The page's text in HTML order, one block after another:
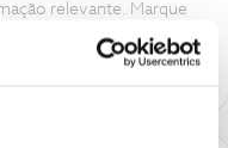
relevante. Marque
melhores comentários.